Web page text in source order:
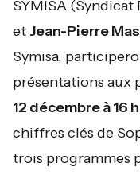
SYMISA
et Jean-Pierre
Symisa,
présentations aux
12 décembre à 16
chiffres clés de
trois programmes